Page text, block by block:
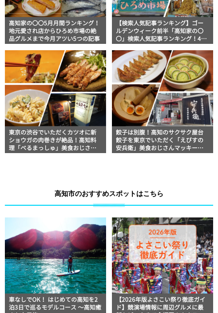
高知家の〇〇5月月間ランキング！
地元愛され店からひろめ市場の絶
品グルメまで今月アツい5つの記事
【検索人気記事ランキング】ゴー
ルデンウィーク前半「高知家の〇
〇」検索人気記事ランキング！4月
東京の渋谷でいただくカツオに新
ショウガの肉巻きが絶品！高知料
理「べるまっしゅ」美食おじさん
マッキー牧元の高知満腹日記【高
餃子は別腹！高知のサクサク屋台
餃子を東京でいただく「えびすの
安兵衛」美食おじさんマッキー牧
元の高知満腹日記【高知グルメ
高知市のおすすめスポットはこちら
車なしでOK！ はじめての高知を2
泊3日で巡るモデルコース 〜高知癒
【2026年版よさこい祭り徹底ガイ
ド】競演場情報に周辺グルメに最